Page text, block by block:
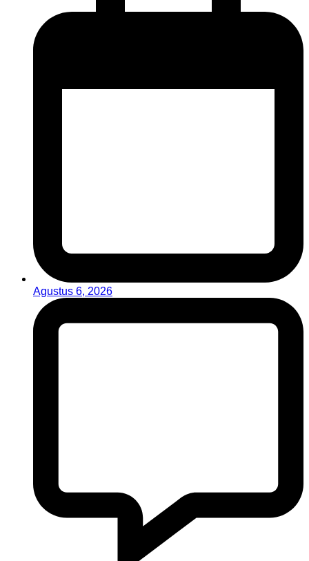
Agustus 6, 2026